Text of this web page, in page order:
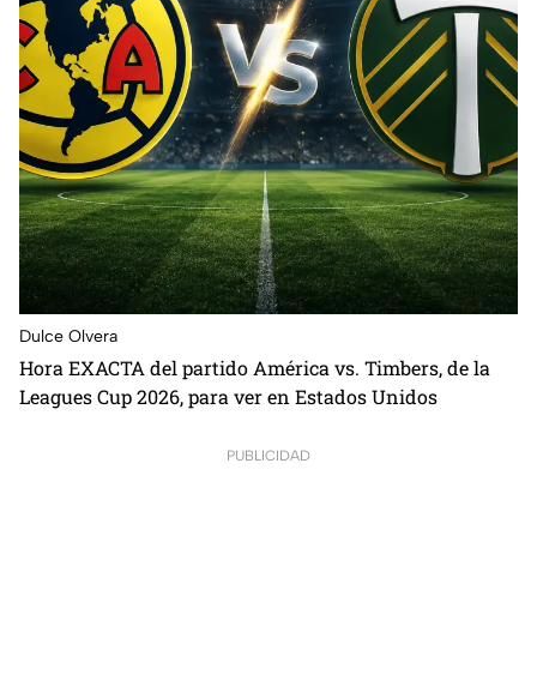
Dulce Olvera
⁠Hora EXACTA del partido América vs. Timbers, de la
Leagues Cup 2026, para ver en Estados Unidos
PUBLICIDAD